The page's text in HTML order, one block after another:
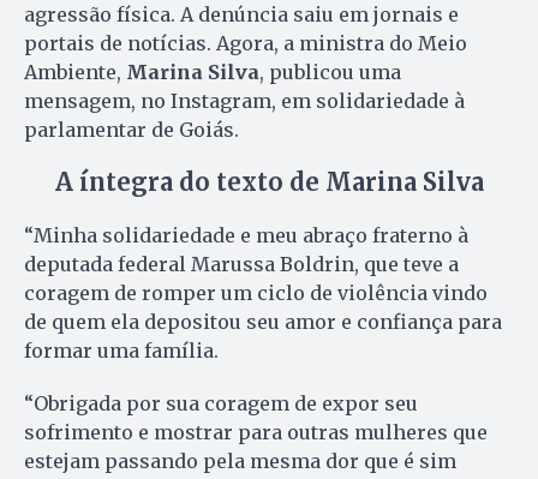
agressão física. A denúncia saiu em jornais e
portais de notícias. Agora, a ministra do Meio
Ambiente, Marina Silva, publicou uma
mensagem, no Instagram, em solidariedade à
parlamentar de Goiás.
A íntegra do texto de Marina Silva
“Minha solidariedade e meu abraço fraterno à
deputada federal Marussa Boldrin, que teve a
coragem de romper um ciclo de violência vindo
de quem ela depositou seu amor e confiança para
formar uma família.
“Obrigada por sua coragem de expor seu
sofrimento e mostrar para outras mulheres que
estejam passando pela mesma dor que é sim